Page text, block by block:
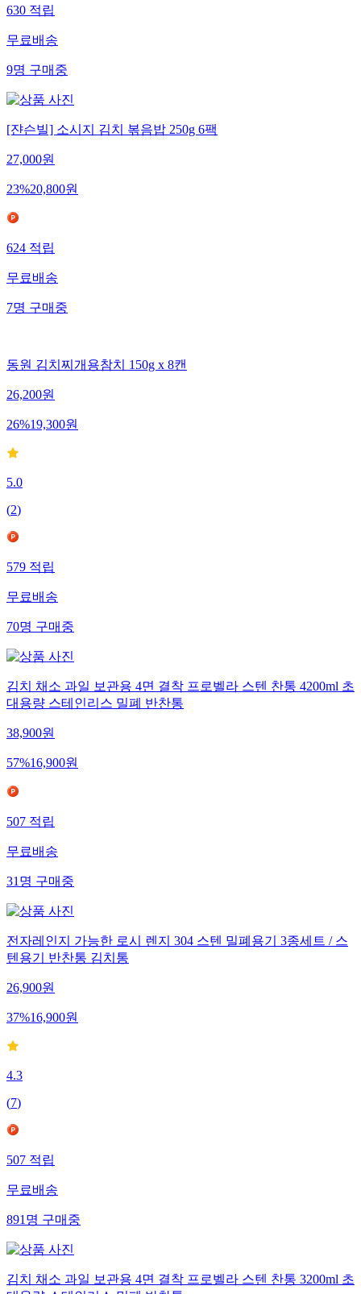
630적립
무료배송
9명구매중
[쟌슨빌] 소시지 김치 볶음밥 250g 6팩
27,000원
23%20,800원
624적립
무료배송
7명구매중
동원 김치찌개용참치 150g x 8캔
26,200원
26%19,300원
5.0
(2)
579적립
무료배송
70명구매중
김치 채소 과일 보관용 4면 결착 프로벨라 스텐 찬통 4200ml 초
대용량 스테인리스 밀폐 반찬통
38,900원
57%16,900원
507적립
무료배송
31명구매중
전자레인지 가능한 로시 렌지 304 스텐 밀폐용기 3종세트 / 스
텐용기 반찬통 김치통
26,900원
37%16,900원
4.3
(7)
507적립
무료배송
891명구매중
김치 채소 과일 보관용 4면 결착 프로벨라 스텐 찬통 3200ml 초